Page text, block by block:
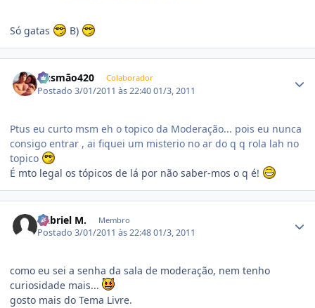
Só gatas B)
Gusmão420 Colaborador
Postado3/01/2011 às 22:4001/3, 2011
Ptus eu curto msm eh o topico da Moderação... pois eu nunca
consigo entrar , ai fiquei um misterio no ar do q q rola lah no
topico
É mto legal os tópicos de lá por não saber-mos o q é!
Gabriel M. Membro
Postado3/01/2011 às 22:4801/3, 2011
como eu sei a senha da sala de moderação, nem tenho
curiosidade mais...
gosto mais do Tema Livre.